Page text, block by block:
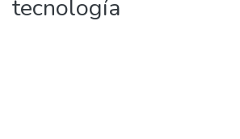
tecnología